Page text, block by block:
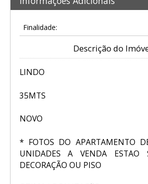
Finalidade:
Descrição do
LINDO
35MTS
NOVO
* FOTOS DO APARTAMENTO
UNIDADES A VENDA ESTAO
DECORAÇÃO OU PISO